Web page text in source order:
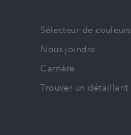
Sélecteur de couleurs
Nous joindre
Carrière
Trouver un détaillant